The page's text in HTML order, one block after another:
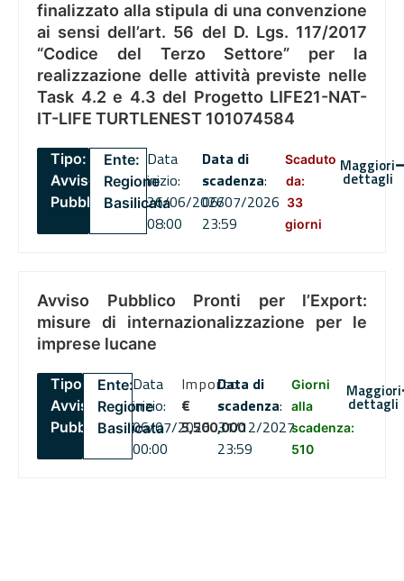
finalizzato alla stipula di una convenzione
ai sensi dell’art. 56 del D. Lgs. 117/2017
“Codice del Terzo Settore” per la
realizzazione delle attività previste nelle
Task 4.2 e 4.3 del Progetto LIFE21-NAT-
IT-LIFE TURTLENEST 101074584
Tipo:
Avviso
Pubblico
Ente:
Regione
Basilicata
Data
inizio:
26/06/2026
08:00
Data di
scadenza:
06/07/2026
23:59
Scaduto
da:
33
giorni
Maggiori
dettagli
Avviso Pubblico Pronti per l’Export:
misure di internazionalizzazione per le
imprese lucane
Tipo:
Avviso
Pubblico
Ente:
Regione
Basilicata
Data
inizio:
06/07/2026
00:00
Importo
€
5,500,000
Data di
scadenza:
31/12/2027
23:59
Giorni
alla
scadenza:
510
Maggiori
dettagli